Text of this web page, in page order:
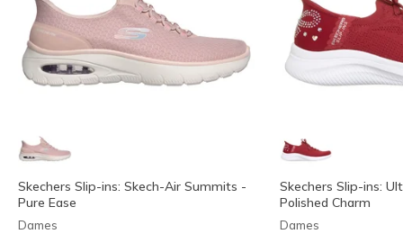
Skechers Slip-ins: Skech-Air Summits -
Pure Ease
Dames
Skechers Slip-ins:
Polished Charm
Dames